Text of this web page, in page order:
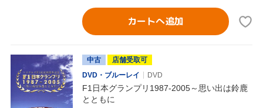
カートへ追加
中古
店舗受取可
DVD・ブルーレイ
DVD
F1日本グランプリ1987-2005～思い出は鈴鹿
とともに